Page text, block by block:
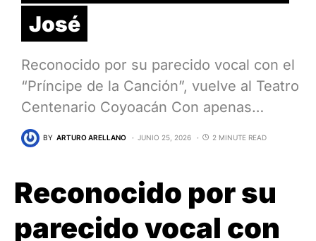
José
Reconocido por su parecido vocal con el
“Príncipe de la Canción”, vuelve al Teatro
Centenario Coyoacán Con apenas…
BY ARTURO ARELLANO JUNIO 25, 2026 2 MINUTE READ
Reconocido por su
parecido vocal con